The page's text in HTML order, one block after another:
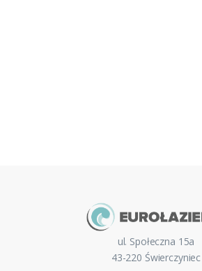
ul. Społeczna 15a
43-220 Świerczyniec